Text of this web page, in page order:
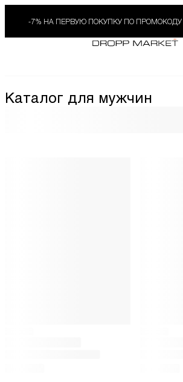
-7% НА ПЕРВУЮ ПОКУПКУ ПО ПРОМОКОДУ
Каталог для мужчин